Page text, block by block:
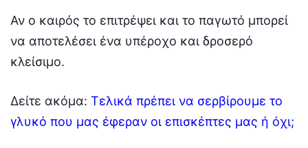
Αν ο καιρός το επιτρέψει και το παγωτό μπορεί
να αποτελέσει ένα υπέροχο και δροσερό
κλείσιμο.
Δείτε ακόμα: Τελικά πρέπει να σερβίρουμε το
γλυκό που μας έφεραν οι επισκέπτες μας ή όχι;